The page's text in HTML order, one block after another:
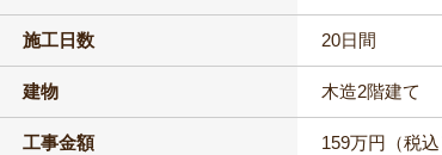
施工日数 20日間
建物 木造2階建て
工事金額 159万円（税込